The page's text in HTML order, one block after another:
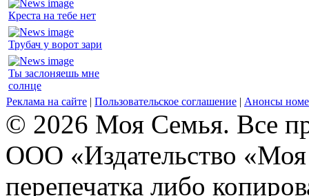
Креста на тебе нет
Трубач у ворот зари
Ты заслоняешь мне
солнце
Реклама на сайте | Пользовательское соглашение | Анонсы
© 2026 Моя Семья. Все
ООО «Издательство
перепечатка либо